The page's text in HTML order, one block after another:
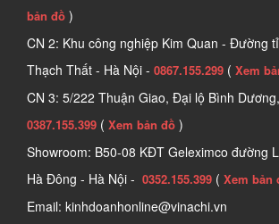
bản đồ )
CN 2: Khu công nghiệp Kim Quan - Đường
Thạch Thất - Hà Nội - 0867.155.299 ( Xem
CN 3: 5/222 Thuận Giao, Đại lộ Bình
0387.155.399 ( Xem bản đồ )
Showroom: B50-08 KĐT Geleximco đường
Hà Đông - Hà Nội - 0352.155.399 ( Xem bản
Email: kinhdoanhonline@vinachi.vn